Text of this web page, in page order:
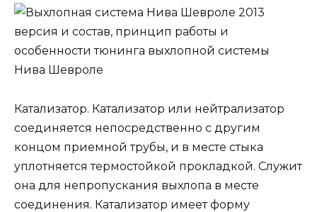
Катализатор. Катализатор или нейтрализатор
соединяется непосредственно с другим
концом приемной трубы, и в месте стыка
уплотняется термостойкой прокладкой. Служит
она для непропускания выхлопа в месте
соединения. Катализатор имеет форму